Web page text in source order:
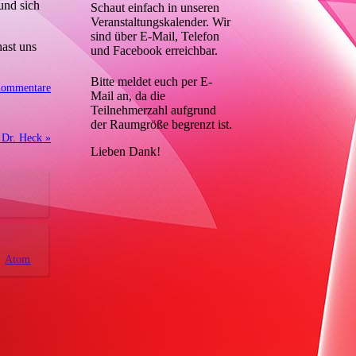
sich
uns
Heck »
Atom
Schaut einfach in unseren
Veranstaltungskalender. Wir
sind über E-Mail, Telefon
und Facebook erreichbar.
Bitte meldet euch per E-
Mail an, da die
Teilnehmerzahl aufgrund
der Raumgröße begrenzt ist.
Lieben Dank!